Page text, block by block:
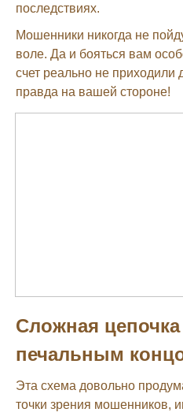
последствиях.
Мошенники никогда не
воле. Да и бояться вам
счет реально не приходили
правда на вашей стороне!
Сложная
печальным
Эта схема довольно
точки зрения мошенников,